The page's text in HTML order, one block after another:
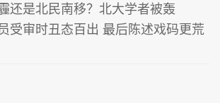
还是北民南移？北大学者被轰
受审时丑态百出 最后陈述戏码更荒